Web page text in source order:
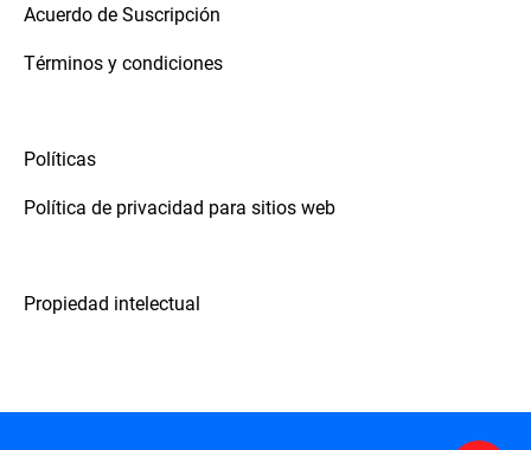
Acuerdo de Suscripción
Términos y condiciones
Políticas
Política de privacidad para sitios web
Propiedad intelectual